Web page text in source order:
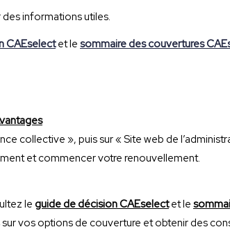
informations utiles.
CAEselectet le sommaire des couvertures
collective », puis sur « Site web de
et commencer votre renouvellement.
leguide de décision CAEselectet le
vos options de couverture et obtenir des